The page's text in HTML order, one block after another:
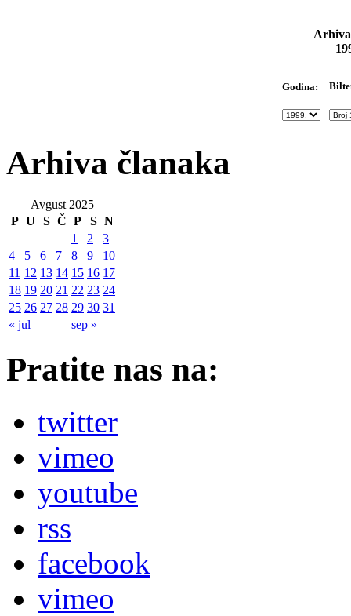
Godina:
Arhiva članaka
Avgust 2025
P U S Č P S N
« jul sep »
1 2
3
4
5 6 7 8 9
10
11 12 13 14 15 16 17
18 19 20 21 22 23 24
25 26 27 28 29 30 31
Pratite nas na:
twitter
vimeo
youtube
rss
facebook
vimeo